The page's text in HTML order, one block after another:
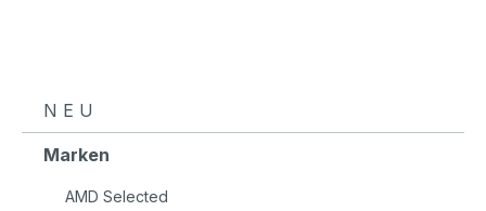
N E U
Marken
AMD Selected